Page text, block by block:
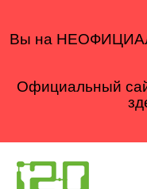
Вы на
Официальный